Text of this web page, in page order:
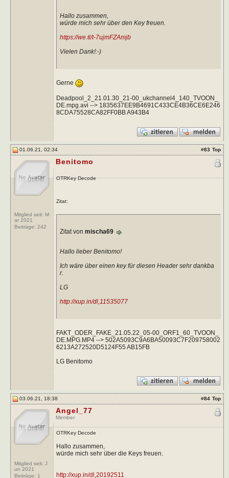
Hallo zusammen,
würde mich sehr über den Key freuen.
https://we.tl/t-7ujmFZAmjb
Vielen Dank!:-)
Gerne
Deadpool_2_21.01.30_21-00_ukchannel4_140_TVOON_
DE.mpg.avi --> 1835637EE9B4691C433CE4B36CE6E246
8CDA75528CA82FF0BB A943B4
01.06.21, 02:34 #83 Top
Mitglied seit: M
ar 2021
Beiträge: 242
Benitomo
OTRKey Decode
Zitat:
Zitat von mischa69
Hallo lieber Benitomo!
Ich wäre über einen key für diesen Header sehr dankba
r.
LG
http://xup.in/dl,11535077
FAKT_ODER_FAKE_21.05.22_05-00_ORF1_60_TVOON_
DE.MPG.MP4 --> 502A5093C9A6BA50093C7F209758002
6213A272520D5124F55 AB15FB
LG Benitomo
03.06.21, 18:38 #84 Top
Mitglied seit: J
un 2021
Beiträge: 1
Angel_77
Member
OTRKey Decode
Hallo zusammen,
würde mich sehr über die Keys freuen.
http://xup.in/dl,20192511